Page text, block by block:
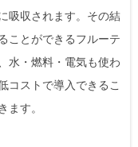
吸収されます。その結
ことができるフルーテ
水・燃料・電気も使わ
コストで導入できるこ
ます。